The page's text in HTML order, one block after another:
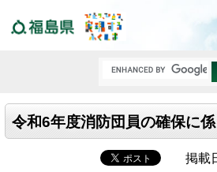
令和6年度消防団員の確保に
掲載